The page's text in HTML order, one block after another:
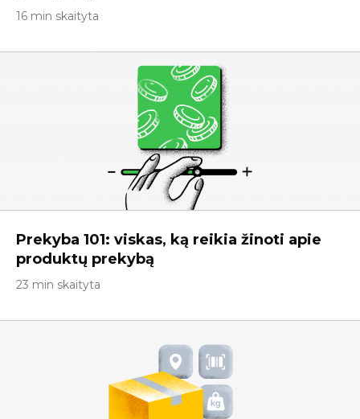
16 min skaityta
Prekyba 101: viskas, ką reikia žinoti apie
produktų prekybą
23 min skaityta